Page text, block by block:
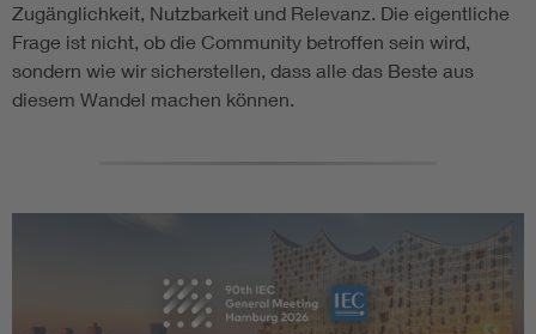
Zugänglichkeit, Nutzbarkeit und Relevanz. Die eigentliche
Frage ist nicht, ob die Community betroffen sein wird,
sondern wie wir sicherstellen, dass alle das Beste aus
diesem Wandel machen können.